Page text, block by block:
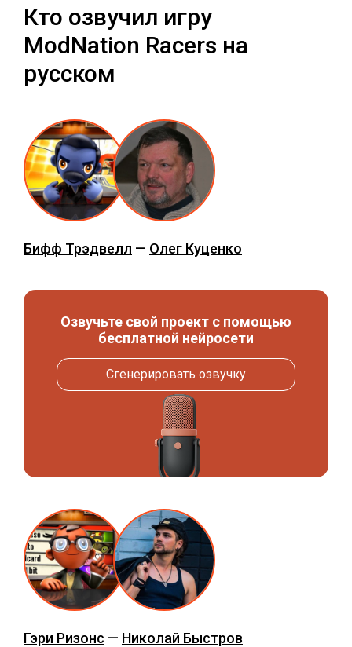
Кто озвучил игру
ModNation Racers на
русском
Бифф Трэдвелл — Олег Куценко
Озвучьте свой проект с помощью
бесплатной нейросети
Сгенерировать озвучку
Гэри Ризонс — Николай Быстров